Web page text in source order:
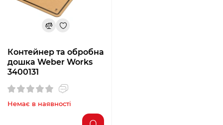
Контейнер та обробна
дошка Weber Works
3400131
Немає в наявності